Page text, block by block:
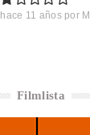
hace 11 años por
Filmlista